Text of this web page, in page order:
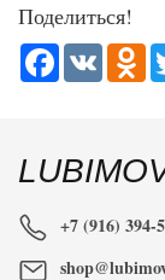
Поделиться!
Facebook
VK
+7 (916) 394-